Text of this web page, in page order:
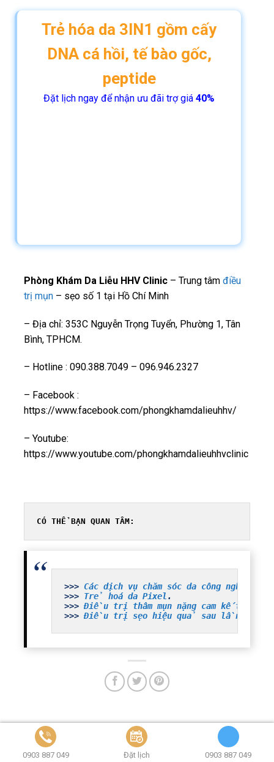
Trẻ hóa da 3IN1 gồm cấy
DNA cá hồi, tế bào gốc,
peptide
Đặt lịch ngay để nhận ưu đãi trợ giá 40%
Phòng Khám Da Liễu HHV Clinic – Trung tâm điều
trị mụn – sẹo số 1 tại Hồ Chí Minh
– Địa chỉ: 353C Nguyễn Trọng Tuyển, Phường 1, Tân
Bình, TPHCM.
– Hotline : 090.388.7049 – 096.946.2327
– Facebook :
https://www.facebook.com/phongkhamdalieuhhv/
– Youtube:
https://www.youtube.com/phongkhamdalieuhhvclinic
CÓ THỂ BẠN QUAN TÂM:
>>> Các dịch vụ chăm sóc da công nghệ cao
>>> Trẻ hoá da Pixel .
>>> Điều trị thâm mụn nặng cam kết hết
>>> Điều trị sẹo hiệu quả sau lần đầu
ĐỖ THU HIỀN
0903 887 049 Đặt lịch 0903 887 049